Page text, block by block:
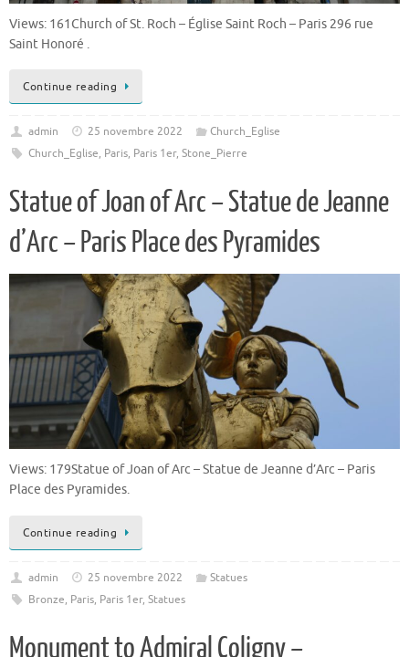
Views: 161Church of St. Roch – Église Saint Roch – Paris 296 rue
Saint Honoré .
Continue reading
admin 25 novembre 2022
Church_Eglise
Church_Eglise, Paris, Paris 1er, Stone_Pierre
Statue of Joan of Arc – Statue de Jeanne
d’Arc – Paris Place des Pyramides
Views: 179Statue of Joan of Arc – Statue de Jeanne d’Arc – Paris
Place des Pyramides.
Continue reading
admin 25 novembre 2022
Statues
Bronze, Paris, Paris 1er, Statues
Monument to Admiral Coligny –